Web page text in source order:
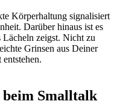
Körperhaltung signalisiert
Darüber hinaus ist es
Lächeln zeigst. Nicht zu
Grinsen aus Deiner
beim Smalltalk